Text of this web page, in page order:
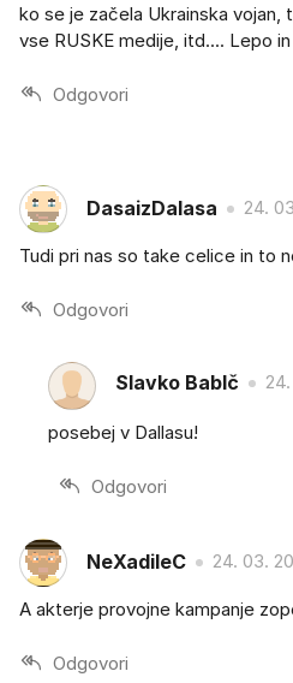
ko se je začela Ukrainska vojan,
vse RUSKE medije, itd.... Lepo
Odgovori
DasaizDalasa 24.
Tudi pri nas so take celice in to
Odgovori
Slavko BabIč
posebej v Dallasu!
Odgovori
NeXadileC 24. 03.
A akterje provojne kampanje
Odgovori